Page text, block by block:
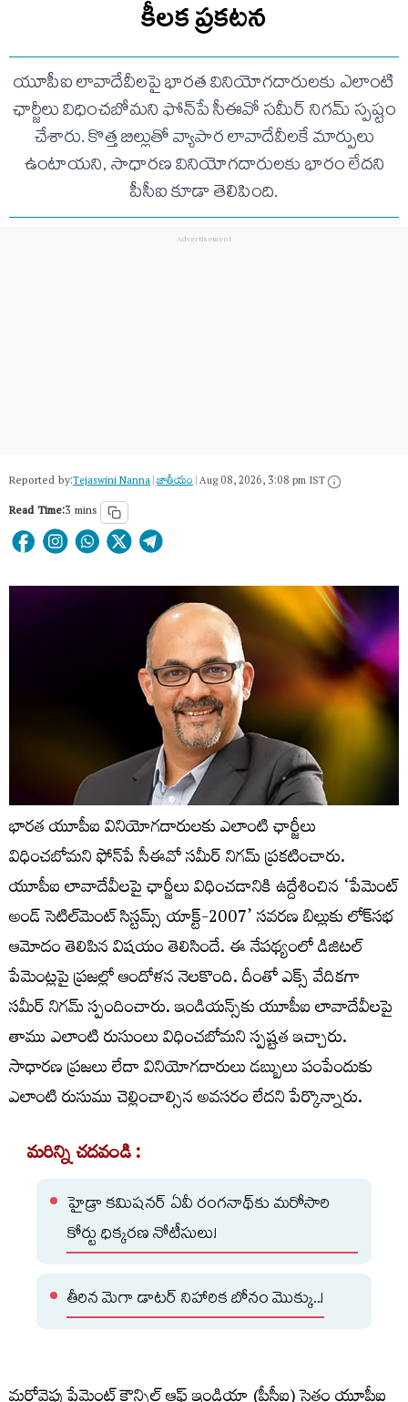
కీలక ప్రకటన
యూపీఐ లావాదేవీలపై భారత వినియోగదారులకు ఎలాంటి
ఛార్జీలు విధించబోమని ఫోన్‌పే సీఈవో సమీర్ నిగమ్ స్పష్టం
చేశారు. కొత్త బిల్లుతో వ్యాపార లావాదేవీలకే మార్పులు
ఉంటాయని, సాధారణ వినియోగదారులకు భారం లేదని
పీసీఐ కూడా తెలిపింది.
Reported by:Tejaswini Nanna|జాతీయం|Aug 08, 2026, 3:08 pm IST
Read Time:3 mins
భారత యూపీఐ వినియోగదారులకు ఎలాంటి ఛార్జీలు
విధించబోమని ఫోన్‌పే సీఈవో సమీర్‌ నిగమ్‌ ప్రకటించారు.
యూపీఐ లావాదేవీలపై ఛార్జీలు విధించడానికి ఉద్దేశించిన ‘పేమెంట్
అండ్ సెటిల్‌మెంట్ సిస్టమ్స్ యాక్ట్-2007’ సవరణ బిల్లుకు లోక్‌సభ
ఆమోదం తెలిపిన విషయం తెలిసిందే. ఈ నేపథ్యంలో డిజిటల్‌
పేమెంట్లపై ప్రజల్లో ఆందోళన నెలకొంది. దీంతో ఎక్స్‌ వేదికగా
సమీర్‌ నిగమ్‌ స్పందించారు. ఇండియన్స్‌కు యూపీఐ లావాదేవీలపై
తాము ఎలాంటి రుసుంలు విధించబోమని స్పష్టత ఇచ్చారు.
సాధారణ ప్రజలు లేదా వినియోగదారులు డబ్బులు పంపేందుకు
ఎలాంటి రుసుము చెల్లించాల్సిన అవసరం లేదని పేర్కొన్నారు.
మరిన్ని చదవండి :
హైడ్రా కమిషనర్ ఏవీ రంగనాథ్‌కు మరోసారి
కోర్టు ధిక్కరణ నోటీసులు!
తీరిన మెగా డాటర్ నిహారిక బోనం మొక్కు..!